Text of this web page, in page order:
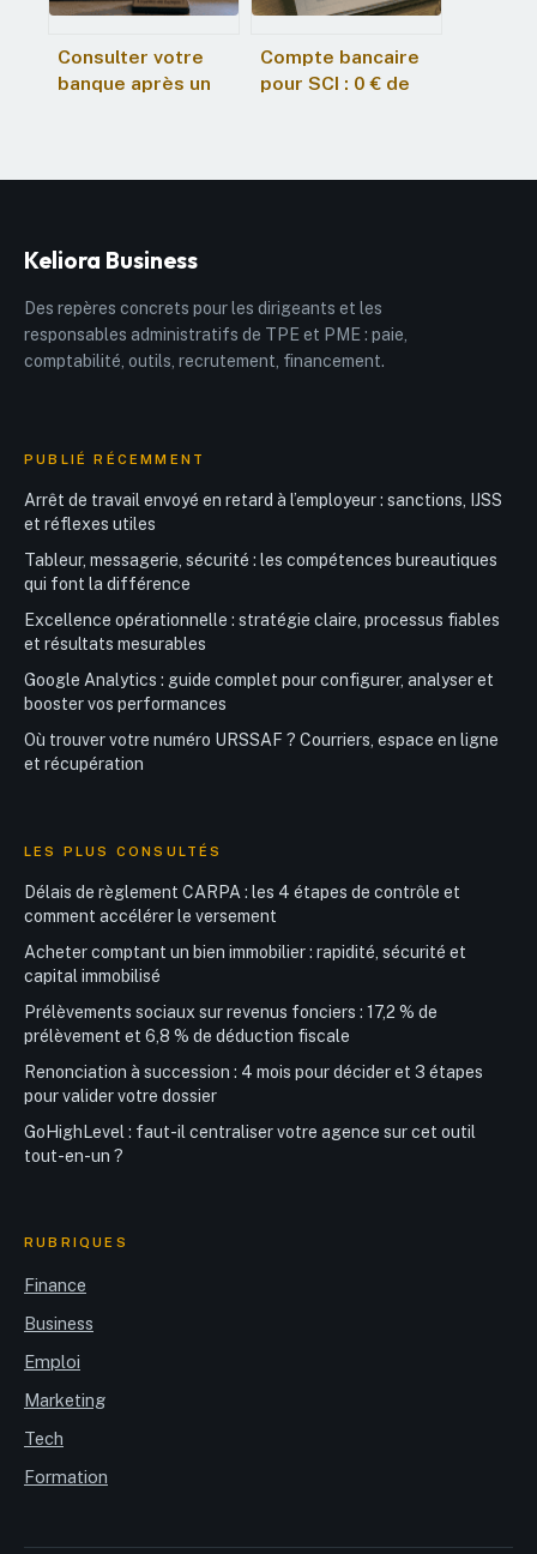
Consulter votre
banque après un
Compte bancaire
pour SCI : 0 € de
Keliora Business
Des repères concrets pour les dirigeants et les
responsables administratifs de TPE et PME : paie,
comptabilité, outils, recrutement, financement.
PUBLIÉ RÉCEMMENT
Arrêt de travail envoyé en retard à l’employeur : sanctions, IJSS
et réflexes utiles
Tableur, messagerie, sécurité : les compétences bureautiques
qui font la différence
Excellence opérationnelle : stratégie claire, processus fiables
et résultats mesurables
Google Analytics : guide complet pour configurer, analyser et
booster vos performances
Où trouver votre numéro URSSAF ? Courriers, espace en ligne
et récupération
LES PLUS CONSULTÉS
Délais de règlement CARPA : les 4 étapes de contrôle et
comment accélérer le versement
Acheter comptant un bien immobilier : rapidité, sécurité et
capital immobilisé
Prélèvements sociaux sur revenus fonciers : 17,2 % de
prélèvement et 6,8 % de déduction fiscale
Renonciation à succession : 4 mois pour décider et 3 étapes
pour valider votre dossier
GoHighLevel : faut-il centraliser votre agence sur cet outil
tout-en-un ?
RUBRIQUES
Finance
Business
Emploi
Marketing
Tech
Formation